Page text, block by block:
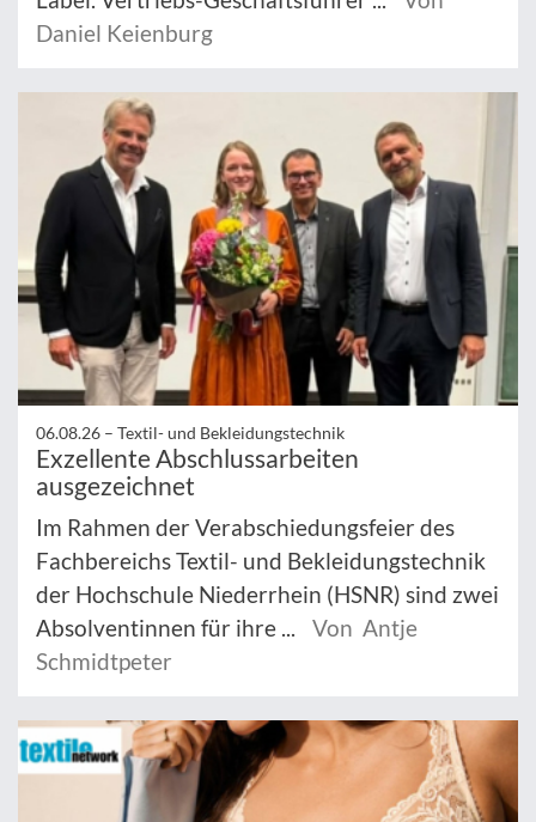
Daniel Keienburg
06.08.26 – Textil- und Bekleidungstechnik
Exzellente Abschlussarbeiten
ausgezeichnet
Im Rahmen der Verabschiedungsfeier des
Fachbereichs Textil- und Bekleidungstechnik
der Hochschule Niederrhein (HSNR) sind zwei
Absolventinnen für ihre ...
Von Antje
Schmidtpeter